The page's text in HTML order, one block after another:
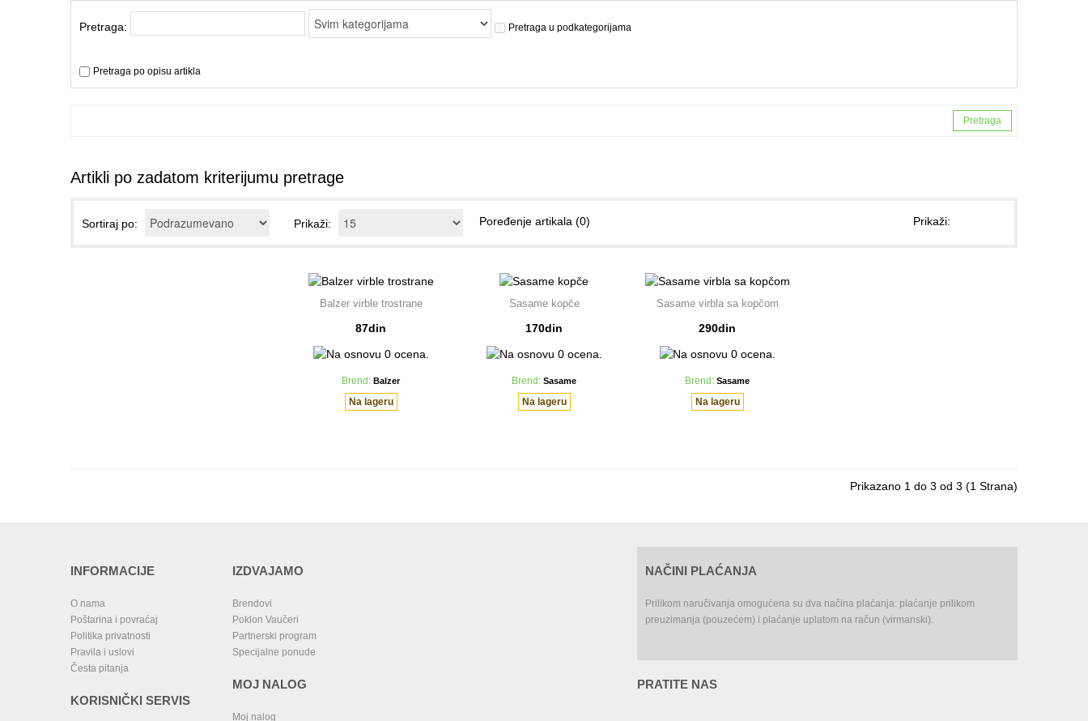
Pretraga: Pretraga u podkategorijama
Pretraga po opisu artikla
Artikli po zadatom kriterijumu pretrage
Sortiraj po: Prikaži: Poređenje artikala (0) Prikaži:
Balzer virble trostrane
87din
Brend: Balzer
Na lageru
Sasame kopče
170din
Brend: Sasame
Na lageru
Sasame virbla sa kopčom
290din
Brend: Sasame
Na lageru
Prikazano 1 do 3 od 3 (1 Strana)
INFORMACIJE
O nama
Poštarina i povraćaj
Politika privatnosti
Pravila i uslovi
Česta pitanja
KORISNIČKI SERVIS
IZDVAJAMO
Brendovi
Poklon Vaučeri
Partnerski program
Specijalne ponude
MOJ NALOG
Moj nalog
NAČINI PLAĆANJA
Prilikom naručivanja omogućena su dva načina plaćanja: plaćanje prilikom
preuzimanja (pouzećem) i plaćanje uplatom na račun (virmanski).
PRATITE NAS